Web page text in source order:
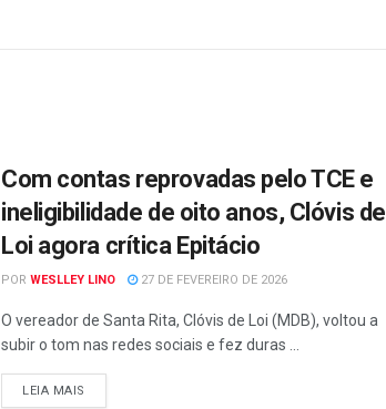
Com contas reprovadas pelo TCE e
ineligibilidade de oito anos, Clóvis de
Loi agora crítica Epitácio
POR WESLLEY LINO 27 DE FEVEREIRO DE 2026
O vereador de Santa Rita, Clóvis de Loi (MDB), voltou a
subir o tom nas redes sociais e fez duras ...
LEIA MAIS